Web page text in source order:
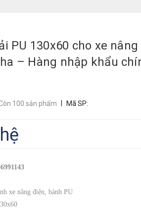
PU 130x60 cho xe nâng
– Hàng nhập khẩu
100 sản phẩm Mã SP:
xe nâng điện, bánh PU